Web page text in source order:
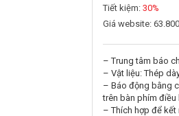
Tiết kiệm: 30%
Giá website:
– Trung tâm báo
– Vật liệu: Thép
– Báo động bằng
trên bàn phím điều
– Thích hợp để